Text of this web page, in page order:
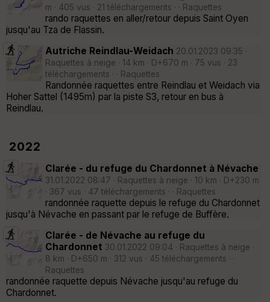
m · 405 vus · 21 téléchargements · · Raquettes
rando raquettes en aller/retour depuis Saint Oyen
jusqu'au Tza de Flassin.
Autriche Reindlau-Weidach 20.01.2023 09:35 ·
Raquettes à neige · 14 km · D+670 m · 75 vus · 23
téléchargements · · Raquettes
Randonnée raquettes entre Reindlau et Weidach via
Hoher Sattel (1495m) par la piste S3, retour en bus à
Reindlau.
2022
Clarée - du refuge du Chardonnet à Névache
31.01.2022 08:47 · Raquettes à neige · 10 km · D+230 m
· 367 vus · 47 téléchargements · · Raquettes
randonnée raquette depuis le refuge du Chardonnet
jusqu'à Névache en passant par le refuge de Buffère.
Clarée - de Névache au refuge du
Chardonnet 30.01.2022 09:04 · Raquettes à neige ·
8 km · D+650 m · 312 vus · 45 téléchargements · ·
Raquettes
randonnée raquette depuis Névache jusqu'au refuge du
Chardonnet.